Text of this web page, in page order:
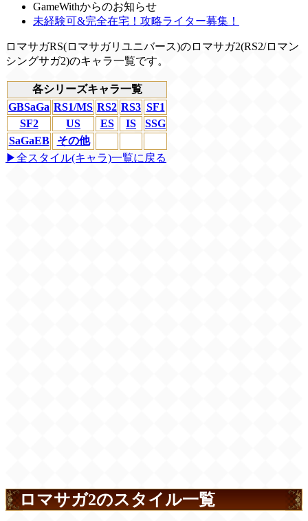
GameWithからのお知らせ
未経験可&完全在宅！攻略ライター募集！
ロマサガRS(ロマサガリユニバース)のロマサガ2(RS2/ロマン
シングサガ2)のキャラ一覧です。
各シリーズキャラ一覧
GBSaGa RS1/MS RS2 RS3 SF1
SF2
US ES IS
SSG
SaGaEB
その他
▶全スタイル(キャラ)一覧に戻る
ロマサガ2のスタイル一覧